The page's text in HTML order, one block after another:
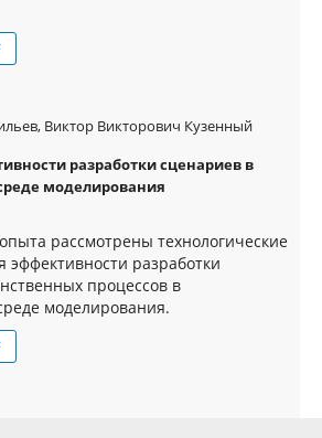
Виктор Викторович Кузенный
разработки сценариев в
моделирования
рассмотрены технологические
разработки
процессов в
моделирования.